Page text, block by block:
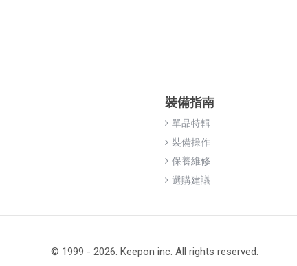
裝備指南
單品特輯
裝備操作
保養維修
選購建議
© 1999 - 2026. Keepon inc. All rights reserved.